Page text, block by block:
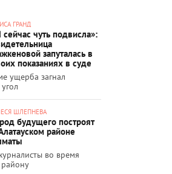
ГРАНД
сейчас чуть подвисла»:
запуталась в
показаниях в суде
ущерба загнал
ШЛЕПНЕВА
будущего построят
районе
во время
району